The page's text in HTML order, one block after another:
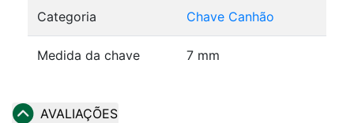
Categoria Chave Canhão
Medida da chave 7 mm
AVALIAÇÕES